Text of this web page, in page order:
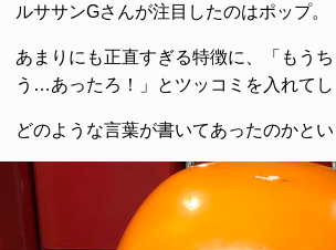
ルササンGさんが注目したのはポップ。
あまりにも正直すぎる特徴に、「もう
う…あったろ！」とツッコミを入れてし
どのような言葉が書いてあったのかと